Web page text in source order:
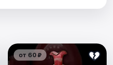
от 60 ₽